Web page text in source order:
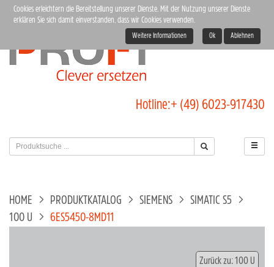
Hotline:+ (49) 6023-917430
HOME PRODUKTKATALOG SIEMENS
SIMATIC S5
100 U
6ES5450-8MD11
Zurück zu: 100 U
Cookies erleichtern die Bereitstellung unserer Dienste. Mit der Nutzung unserer Dienste
erklären Sie sich damit einverstanden, dass wir Cookies verwenden.
Weitere Informationen Ok Ablehnen